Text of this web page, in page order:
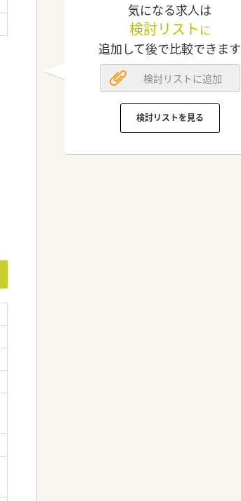
気になる求人は
検討リスト に
追加して後で比較できます
検討リストに追加
検討リストを見る